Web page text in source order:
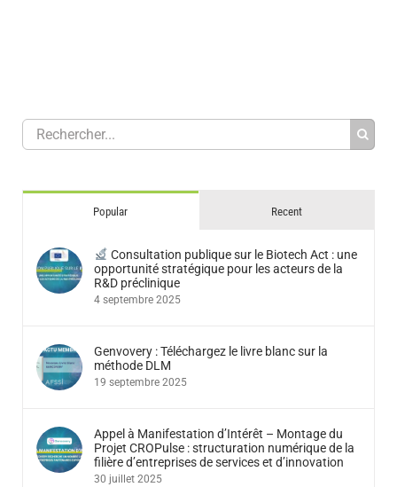
Popular Recent
Consultation publique sur le Biotech Act : une
opportunité stratégique pour les acteurs de la
R&D préclinique
4 septembre 2025
Genvovery : Téléchargez le livre blanc sur la
méthode DLM
19 septembre 2025
Appel à Manifestation d’Intérêt – Montage du
Projet CROPulse : structuration numérique de la
filière d’entreprises de services et d’innovation
30 juillet 2025